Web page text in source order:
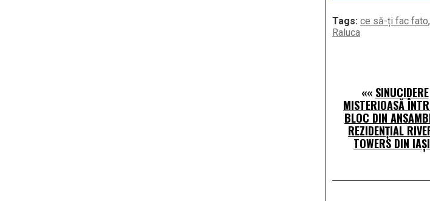
Tags: ce să-ți fac fato
Raluca
«« SINUCIDERE
MISTERIOASĂ
BLOC DIN
REZIDENȚIAL
TOWERS DIN